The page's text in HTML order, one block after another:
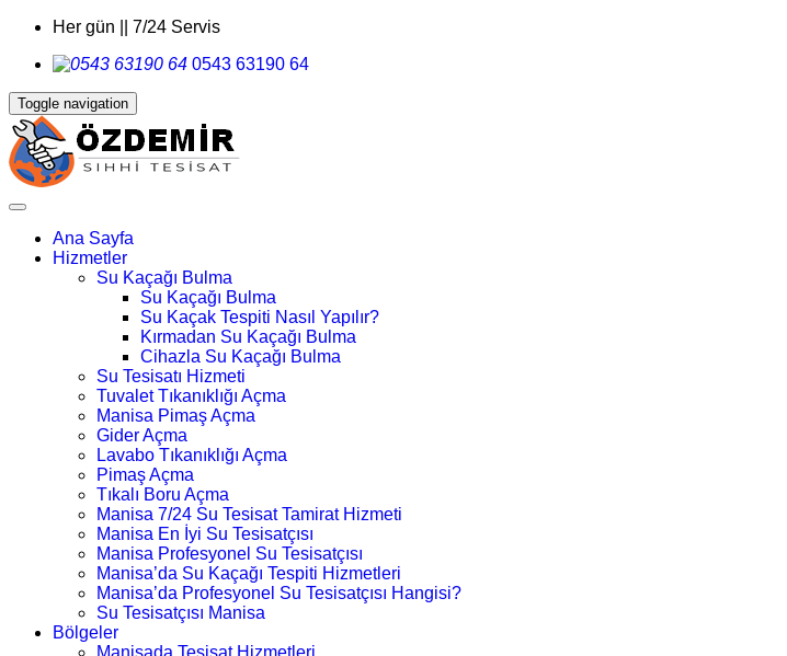
Her gün || 7/24 Servis
0543 63190 64
Toggle navigation
Ana Sayfa
Hizmetler
Su Kaçağı Bulma
Su Kaçağı Bulma
Su Kaçak Tespiti Nasıl Yapılır?
Kırmadan Su Kaçağı Bulma
Cihazla Su Kaçağı Bulma
Su Tesisatı Hizmeti
Tuvalet Tıkanıklığı Açma
Manisa Pimaş Açma
Gider Açma
Lavabo Tıkanıklığı Açma
Pimaş Açma
Tıkalı Boru Açma
Manisa 7/24 Su Tesisat Tamirat Hizmeti
Manisa En İyi Su Tesisatçısı
Manisa Profesyonel Su Tesisatçısı
Manisa’da Su Kaçağı Tespiti Hizmetleri
Manisa’da Profesyonel Su Tesisatçısı Hangisi?
Su Tesisatçısı Manisa
Bölgeler
Manisada Tesisat Hizmetleri